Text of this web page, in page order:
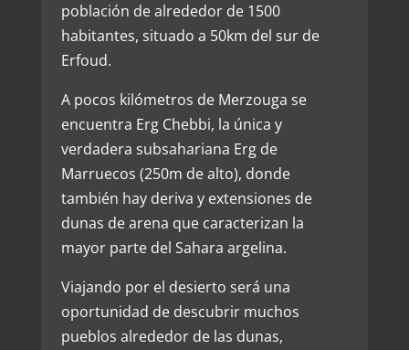
población de alrededor de 1500
habitantes, situado a 50km del sur de
Erfoud.
A pocos kilómetros de Merzouga se
encuentra Erg Chebbi, la única y
verdadera subsahariana Erg de
Marruecos (250m de alto), donde
también hay deriva y extensiones de
dunas de arena que caracterizan la
mayor parte del Sahara argelina.
Viajando por el desierto será una
oportunidad de descubrir muchos
pueblos alrededor de las dunas,